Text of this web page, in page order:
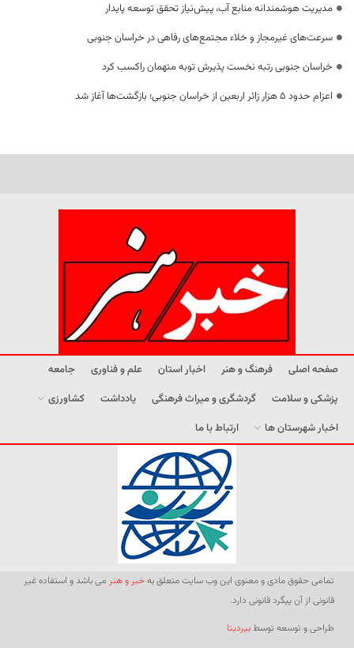
مدیریت هوشمندانه منابع آب، پیش‌نیاز تحقق توسعه پایدار
سرعت‌های غیرمجاز و خلاء مجتمع‌های رفاهی در خراسان جنوبی
خراسان جنوبی رتبه نخست پذیرش توبه متهمان راکسب کرد
اعزام حدود 5 هزار زائر اربعین از خراسان جنوبی؛ بازگشت‌ها آغاز شد
صفحه اصلی فرهنگ و هنر اخبار استان علم و فناوری
جامعه
پزشکی و سلامت
گردشگری و میراث فرهنگی یادداشت
کشاورزی
اخبار شهرستان ها
ارتباط با ما
تمامی حقوق مادی و معنوی این وب سایت متعلق بهخبر و هنر می باشد و استفاده غیر
قانونی از آن پیگرد قانونی دارد.
طراحی و توسعه توسطبیردیتا